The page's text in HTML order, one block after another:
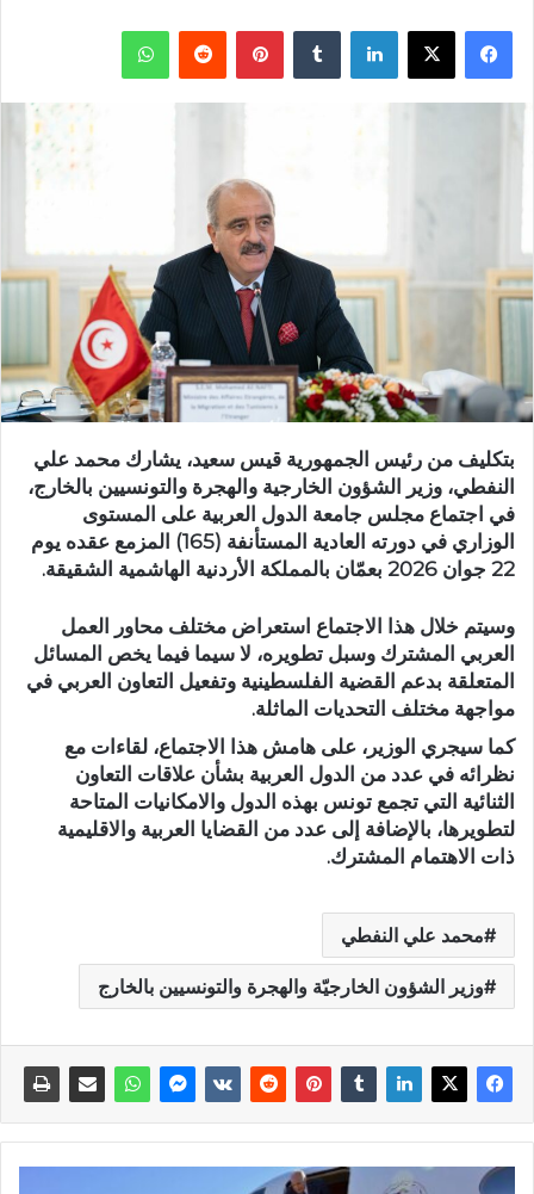
فيسبوك X لينكدإن بينتيريست واتساب
بتكليف من رئيس الجمهورية قيس سعيد، يشارك محمد علي
النفطي، وزير الشؤون الخارجية والهجرة والتونسيين بالخارج،
في اجتماع مجلس جامعة الدول العربية على المستوى
الوزاري في دورته العادية المستأنفة (165) المزمع عقده يوم
22 جوان 2026 بعمّان بالمملكة الأردنية الهاشمية الشقيقة.
وسيتم خلال هذا الاجتماع استعراض مختلف محاور العمل
العربي المشترك وسبل تطويره، لا سيما فيما يخص المسائل
المتعلقة بدعم القضية الفلسطينية وتفعيل التعاون العربي في
مواجهة مختلف التحديات الماثلة.
كما سيجري الوزير، على هامش هذا الاجتماع، لقاءات مع
نظرائه في عدد من الدول العربية بشأن علاقات التعاون
الثنائية التي تجمع تونس بهذه الدول والامكانيات المتاحة
لتطويرها، بالإضافة إلى عدد من القضايا العربية والاقليمية
ذات الاهتمام المشترك.
محمد علي النفطي
وزير الشؤون الخارجيّة والهجرة والتونسيين بالخارج